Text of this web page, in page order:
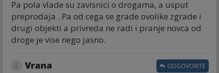
Pa pola vlade su zavisnici o drogama, a usput
preprodaja . Pa od cega se grade ovolike zgrade i
drugi objekti a privreda ne radi i pranje novca od
droge je vise nego jasno.
Vrana ODGOVORITE